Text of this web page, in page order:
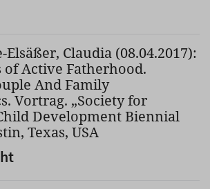
Claudia (08.04.2017):
Active Fatherhood.
And Family
Vortrag. „Society for
Development Biennial
Texas, USA